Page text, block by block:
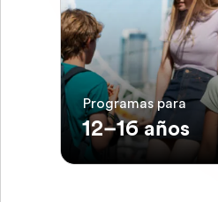
Programas para
12–16 años